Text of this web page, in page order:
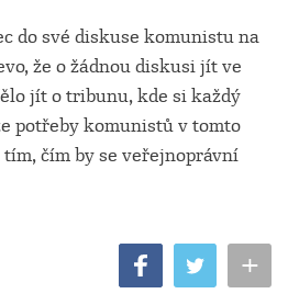
do své diskuse komunistu na
že o žádnou diskusi jít ve
jít o tribunu, kde si každý
potřeby komunistů v tomto
čím by se veřejnoprávní
+